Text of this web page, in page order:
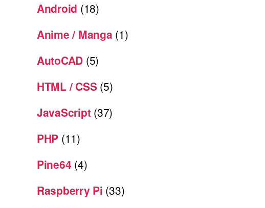
Android (18)
Anime / Manga (1)
AutoCAD (5)
HTML / CSS(5)
JavaScript(37)
PHP (11)
Pine64 (4)
Raspberry Pi (33)